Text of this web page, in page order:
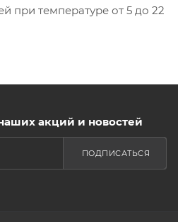
при температуре от 5 до 22
акций и новостей
ПОДПИСАТЬСЯ